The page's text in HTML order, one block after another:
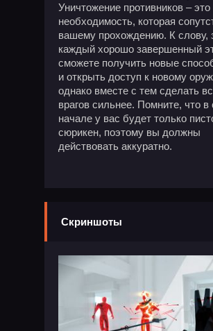
Уничтожение противников – это
необходимость, которая
вашему прохождению. К слову,
каждый хорошо завершенный
сможете получить новые
и открыть доступ к новому
однако вместе с тем сделать
врагов сильнее. Помните, что
начале у вас будет только
сюрикен, поэтому вы должны
действовать аккуратно.
Скриншоты